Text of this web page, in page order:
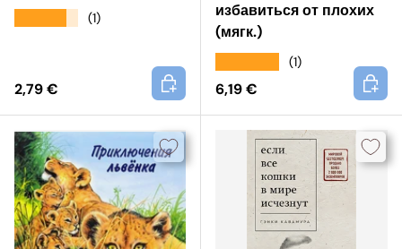
(1)
2,79 €
+
избавиться от плохих
(мягк.)
(1)
6,19 €
+